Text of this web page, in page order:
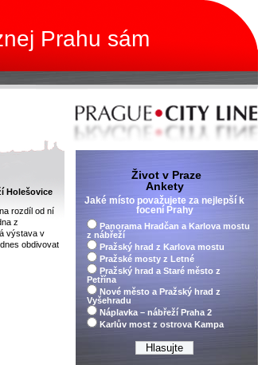
Prahu sám
Holešovice
rozdíl od ní
z
výstava v
obdivovat
Život v Praze
Ankety
Jaké místo považujete za nejlepší k
focení Prahy
Panorama Hradčan a Karlova mostu
z nábřeží
Pražský hrad z Karlova mostu
Pražské mosty z Letné
Pražský hrad a Staré město z
Petřína
Nové město a Pražský hrad z
Vyšehradu
Náplavka – nábřeží Praha 2
Karlův most z ostrova Kampa